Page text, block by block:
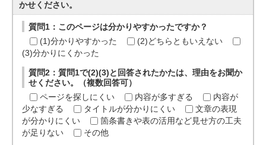
かせください。
質問1：このページは分かりやすかったですか？
(1)分かりやすかった
(2)どちらともいえない
(3)分かりにくかった
質問2：質問1で(2)(3)と回答されたかたは、理由をお聞か
せください。（複数回答可）
ページを探しにくい
内容が多すぎる
内容が
少なすぎる
タイトルが分かりにくい
文章の表現
が分かりにくい
箇条書きや表の活用など見せ方の工夫
が足りない
その他